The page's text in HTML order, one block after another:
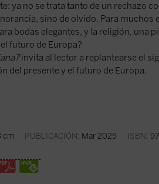
ya no se trata tanto de un rechazo
sino de olvido. Para muchos
bodas elegantes, y la religión, una
futuro de Europa?
invita al lector a replantearse el
del presente y el futuro de Europa.
cm PUBLICACIÓN: Mar 2025 ISBN: